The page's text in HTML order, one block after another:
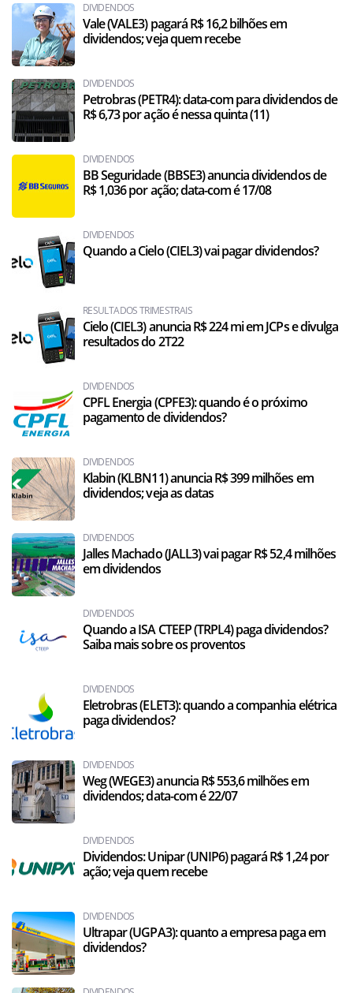
DIVIDENDOS
Vale (VALE3) pagará R$ 16,2 bilhões em
dividendos; veja quem recebe
DIVIDENDOS
Petrobras (PETR4): data-com para dividendos de
R$ 6,73 por ação é nessa quinta (11)
DIVIDENDOS
BB Seguridade (BBSE3) anuncia dividendos de
R$ 1,036 por ação; data-com é 17/08
DIVIDENDOS
Quando a Cielo (CIEL3) vai pagar dividendos?
RESULTADOS TRIMESTRAIS
Cielo (CIEL3) anuncia R$ 224 mi em JCPs e divulga
resultados do 2T22
DIVIDENDOS
CPFL Energia (CPFE3): quando é o próximo
pagamento de dividendos?
DIVIDENDOS
Klabin (KLBN11) anuncia R$ 399 milhões em
dividendos; veja as datas
DIVIDENDOS
Jalles Machado (JALL3) vai pagar R$ 52,4 milhões
em dividendos
DIVIDENDOS
Quando a ISA CTEEP (TRPL4) paga dividendos?
Saiba mais sobre os proventos
DIVIDENDOS
Eletrobras (ELET3): quando a companhia elétrica
paga dividendos?
DIVIDENDOS
Weg (WEGE3) anuncia R$ 553,6 milhões em
dividendos; data-com é 22/07
DIVIDENDOS
Dividendos: Unipar (UNIP6) pagará R$ 1,24 por
ação; veja quem recebe
DIVIDENDOS
Ultrapar (UGPA3): quanto a empresa paga em
dividendos?